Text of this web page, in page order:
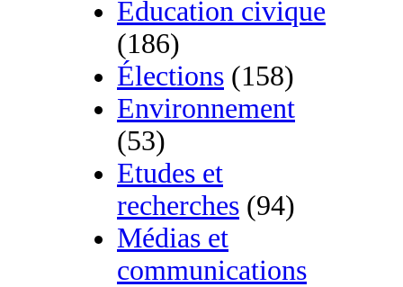
Education civique
(186)
Élections (158)
Environnement
(53)
Etudes et
recherches (94)
Médias et
communications